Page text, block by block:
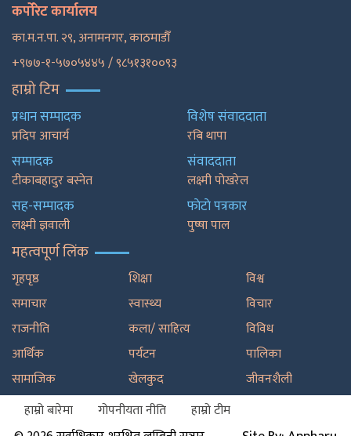
कर्पोरेट कार्यालय
का.म.न.पा. २९, अनामनगर, काठमाडाैँ
+९७७-१-५७०५४४५ / ९८५१३१००९३
हाम्रो टिम
प्रधान सम्पादक
प्रदिप आचार्य
सम्पादक
टीकाबहादुर बस्नेत
सह-सम्पादक
लक्ष्मी ज्ञवाली
विशेष संवाददाता
रबि थापा
संवाददाता
लक्ष्मी पोखरेल
फाेटाे पत्रकार
पुष्षा पाल
महत्वपूर्ण लिंक
गृहपृष्ठ
समाचार
राजनीति
आर्थिक
सामाजिक
शिक्षा
स्वास्थ्य
कला/ साहित्य
पर्यटन
खेलकुद
विश्व
विचार
विविध
पालिका
जीवनशैली
हाम्रो बारेमा
गोपनीयता नीति
हाम्रो टीम